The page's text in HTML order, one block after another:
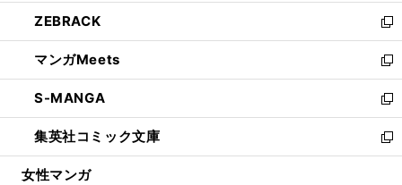
く
で
開
く
ン
ド
ウ
で
開
く
ウ
ィ
ン
ド
ウ
で
開
く
し
い
ウ
ィ
ン
ド
ウ
で
開
ZEBRACK
新
し
い
ウ
ィ
ン
ド
ウ
マンガMeets
新
し
い
ウ
ィ
ン
S-MANGA
新
し
い
ウ
集英社コミック文庫
新
し
女性マンガ